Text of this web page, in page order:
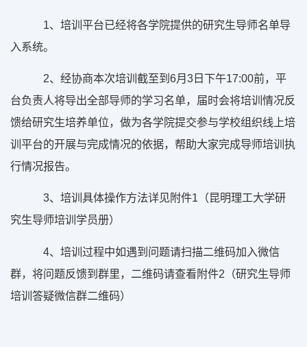
1、培训平台已经将各学院提供的研究生导师名单导
入系统。
2、经协商本次培训截至到6月3日下午17:00前，平
台负责人将导出全部导师的学习名单，届时会将培训情况反
馈给研究生培养单位，做为各学院提交参与学校组织线上培
训平台的开展与完成情况的依据，帮助大家完成导师培训执
行情况报告。
3、培训具体操作方法详见附件1（昆明理工大学研
究生导师培训学员册）
4、培训过程中如遇到问题请扫描二维码加入微信
群，将问题反馈到群里，二维码请查看附件2（研究生导师
培训答疑微信群二维码）